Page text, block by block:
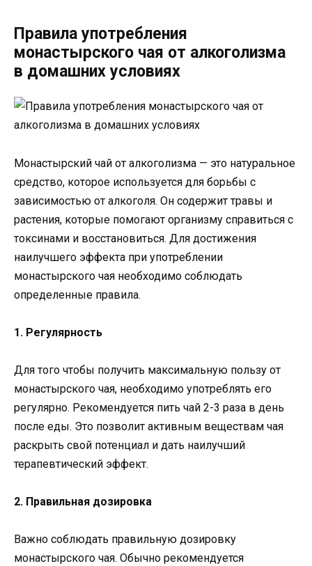
Правила употребления
монастырского чая от алкоголизма
в домашних условиях
Монастырский чай от алкоголизма — это натуральное
средство, которое используется для борьбы с
зависимостью от алкоголя. Он содержит травы и
растения, которые помогают организму справиться с
токсинами и восстановиться. Для достижения
наилучшего эффекта при употреблении
монастырского чая необходимо соблюдать
определенные правила.
1. Регулярность
Для того чтобы получить максимальную пользу от
монастырского чая, необходимо употреблять его
регулярно. Рекомендуется пить чай 2-3 раза в день
после еды. Это позволит активным веществам чая
раскрыть свой потенциал и дать наилучший
терапевтический эффект.
2. Правильная дозировка
Важно соблюдать правильную дозировку
монастырского чая. Обычно рекомендуется